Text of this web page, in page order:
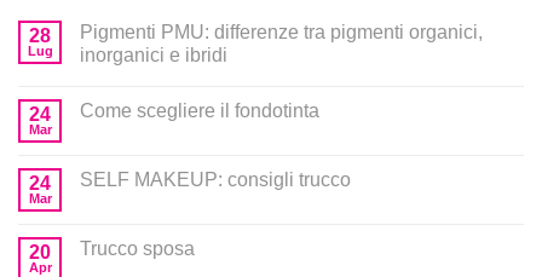
28
Lug
Pigmenti PMU: differenze tra pigmenti organici,
inorganici e ibridi
24
Mar
Come scegliere il fondotinta
24
Mar
SELF MAKEUP: consigli trucco
20
Apr
Trucco sposa